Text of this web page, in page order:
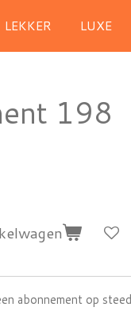
LEKKER LUXE
198
abonnement op